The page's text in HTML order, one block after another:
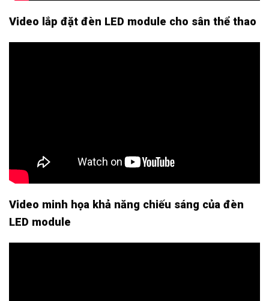
Video lắp đặt đèn LED module cho sân thể thao
Video minh họa khả năng chiếu sáng của đèn
LED module